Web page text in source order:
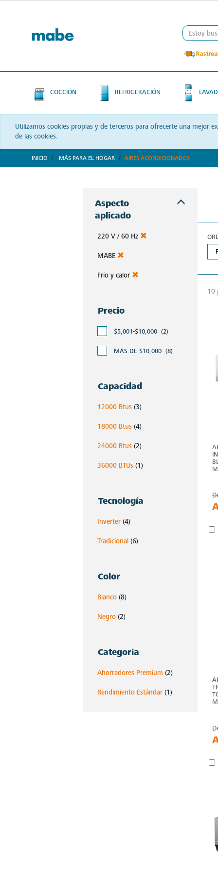
COCCIÓN REFRIGERACIÓN
Utilizamos cookies propias y de terceros para ofrecerte una mejor
de las cookies.
INICIO MÁS PARA EL HOGAR AIRES ACONDICIONADOS
Aspecto
aplicado
220 V / 60 Hz
MABE
Frío y calor
Precio
$5,001-$10,000 (2)
MÁS DE $10,000 (8)
Capacidad
12000 Btus (3)
18000 Btus (4)
24000 Btus (2)
36000 BTUs (1)
Tecnología
Inverter (4)
Tradicional (6)
Color
Blanco (8)
Negro (2)
Categoria
Ahorradores Premium (2)
Rendimiento Estándar (1)
10